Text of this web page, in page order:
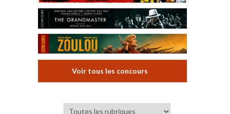
Voir tous les concours